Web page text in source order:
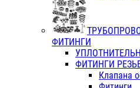
ФИТИНГИ
ФИТИНГИ
Клапана